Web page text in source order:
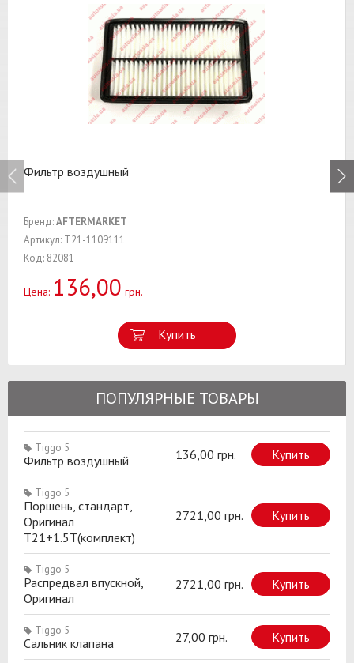
Фильтр воздушный
Бренд:AFTERMARKET
Артикул: T21-1109111
Код: 82081
Цена: 136,00 грн.
Купить
ПОПУЛЯРНЫЕ ТОВАРЫ
Tiggo 5
Фильтр воздушный 136,00 грн. Купить
Tiggo 5
Поршень, стандарт,
Оригинал
T21+1.5T(комплект)
2721,00 грн. Купить
Tiggo 5
Распредвал впускной,
Оригинал
2721,00 грн. Купить
Tiggo 5
Сальник клапана 27,00 грн. Купить